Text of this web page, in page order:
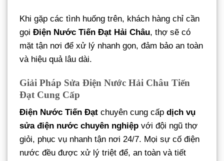
Khi gặp các tình huống trên, khách hàng chỉ cần
gọi Điện Nước Tiến Đạt Hải Châu, thợ sẽ có
mặt tận nơi để xử lý nhanh gọn, đảm bảo an toàn
và hiệu quả lâu dài.
Giải Pháp Sửa Điện Nước Hải Châu Tiến
Đạt Cung Cấp
Điện Nước Tiến Đạt chuyên cung cấp dịch vụ
sửa điện nước chuyên nghiệp với đội ngũ thợ
giỏi, phục vụ nhanh tận nơi 24/7. Mọi sự cố điện
nước đều được xử lý triệt để, an toàn và tiết